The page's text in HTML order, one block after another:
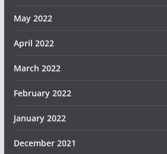
May 2022
April 2022
March 2022
February 2022
January 2022
December 2021